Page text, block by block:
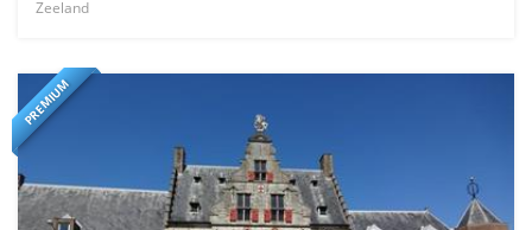
Zeeland
PREMIUM